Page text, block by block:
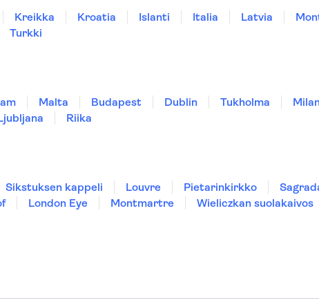
Kreikka Kroatia Islanti Italia Latvia
Turkki
Malta Budapest Dublin Tukholma
Riika
Sikstuksen kappeli Louvre Pietarinkirkko
London Eye Montmartre Wieliczkan suolakaivos